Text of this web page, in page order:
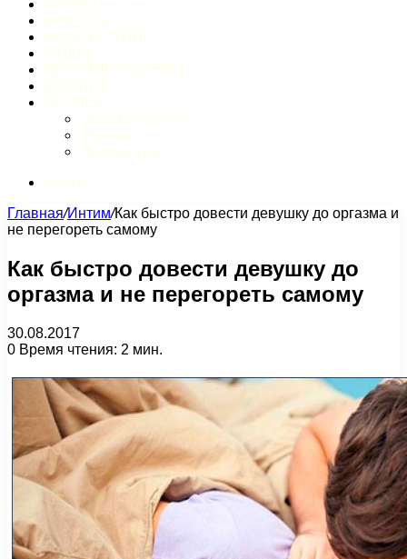
Главная/Интим/Как быстро довести девушку до оргазма и
не перегореть самому
Как быстро довести девушку до
оргазма и не перегореть самому
30.08.2017
0 Время чтения: 2 мин.